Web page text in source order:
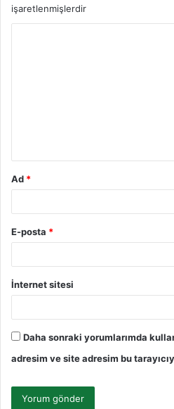
işaretlenmişlerdir
Ad *
E-posta *
İnternet sitesi
Daha sonraki yorumlarımda
adresim ve site adresim bu